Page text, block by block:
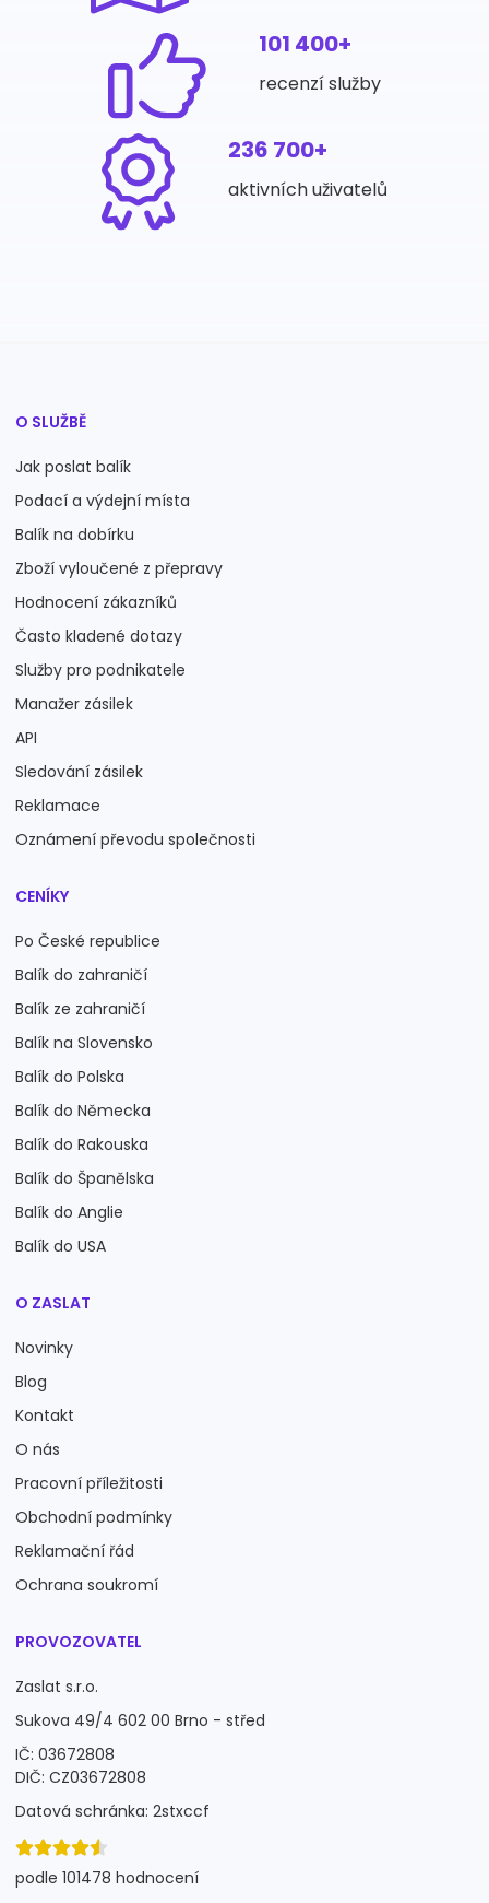
101 400+
recenzí služby
236 700+
aktivních uživatelů
O SLUŽBĚ
Jak poslat balík
Podací a výdejní místa
Balík na dobírku
Zboží vyloučené z přepravy
Hodnocení zákazníků
Často kladené dotazy
Služby pro podnikatele
Manažer zásilek
API
Sledování zásilek
Reklamace
Oznámení převodu společnosti
CENÍKY
Po České republice
Balík do zahraničí
Balík ze zahraničí
Balík na Slovensko
Balík do Polska
Balík do Německa
Balík do Rakouska
Balík do Španělska
Balík do Anglie
Balík do USA
O ZASLAT
Novinky
Blog
Kontakt
O nás
Pracovní příležitosti
Obchodní podmínky
Reklamační řád
Ochrana soukromí
PROVOZOVATEL
Zaslat s.r.o.
Sukova 49/4 602 00 Brno - střed
IČ: 03672808
DIČ: CZ03672808
Datová schránka: 2stxccf
podle 101478 hodnocení